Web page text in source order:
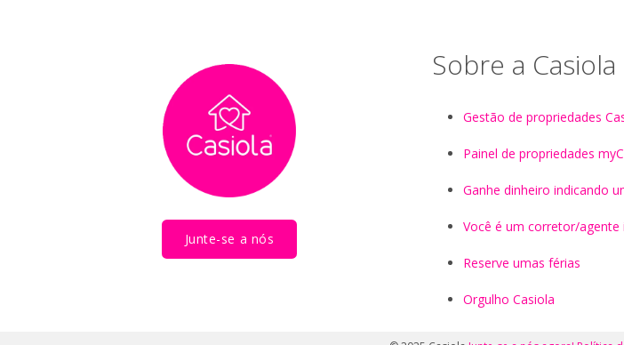
Junte-se a nós
Sobre a Casiola
Gestão de propriedades
Painel de propriedades
Ganhe dinheiro indicando
Você é um corretor/agente
Reserve umas férias
Orgulho Casiola